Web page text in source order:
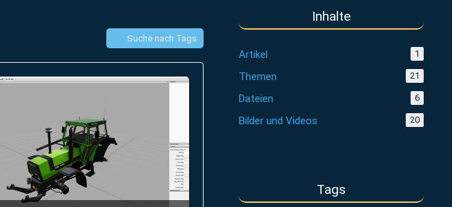
Suche nach Tags
Inhalte
Artikel 1
Themen 21
Dateien 6
Bilder und Videos 20
Tags